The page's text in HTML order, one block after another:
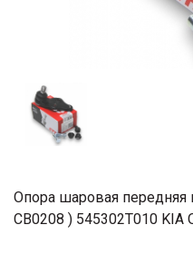
Опора шаровая передняя
CB0208 ) 545302T010 KIA